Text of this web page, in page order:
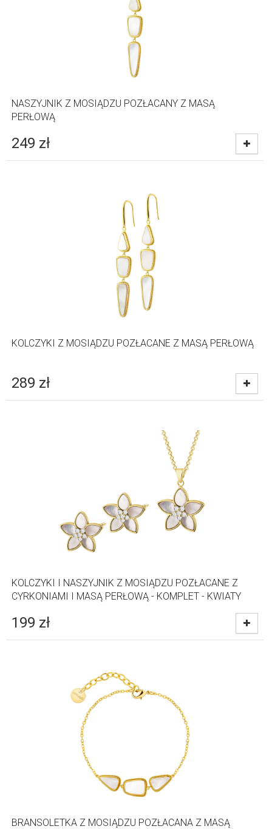
NASZYJNIK Z MOSIĄDZU POZŁACANY Z MASĄ
PERŁOWĄ
249 zł
KOLCZYKI Z MOSIĄDZU POZŁACANE Z MASĄ PERŁOWĄ
289 zł
KOLCZYKI I NASZYJNIK Z MOSIĄDZU POZŁACANE Z
CYRKONIAMI I MASĄ PERŁOWĄ - KOMPLET - KWIATY
199 zł
BRANSOLETKA Z MOSIĄDZU POZŁACANA Z MASĄ